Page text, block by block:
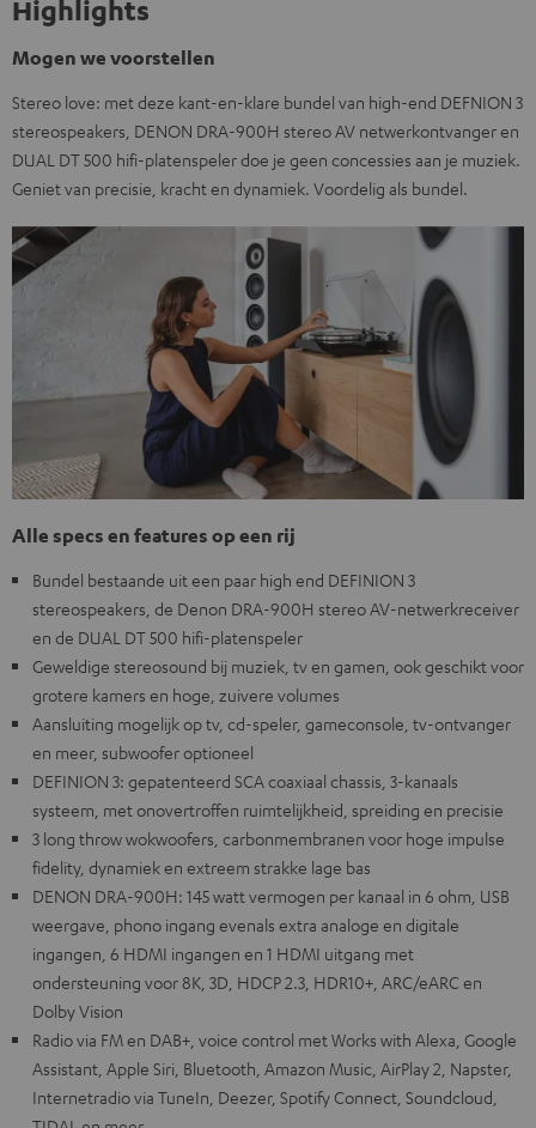
Highlights
Mogen we voorstellen
Stereo love: met deze kant-en-klare bundel van high-end DEFNION 3
stereospeakers, DENON DRA-900H stereo AV netwerkontvanger en
DUAL DT 500 hifi-platenspeler doe je geen concessies aan je muziek.
Geniet van precisie, kracht en dynamiek. Voordelig als bundel.
Alle specs en features op een rij
Bundel bestaande uit een paar high end DEFINION 3
stereospeakers, de Denon DRA-900H stereo AV-netwerkreceiver
en de DUAL DT 500 hifi-platenspeler
Geweldige stereosound bij muziek, tv en gamen, ook geschikt voor
grotere kamers en hoge, zuivere volumes
Aansluiting mogelijk op tv, cd-speler, gameconsole, tv-ontvanger
en meer, subwoofer optioneel
DEFINION 3: gepatenteerd SCA coaxiaal chassis, 3-kanaals
systeem, met onovertroffen ruimtelijkheid, spreiding en precisie
3 long throw wokwoofers, carbonmembranen voor hoge impulse
fidelity, dynamiek en extreem strakke lage bas
DENON DRA-900H: 145 watt vermogen per kanaal in 6 ohm, USB
weergave, phono ingang evenals extra analoge en digitale
ingangen, 6 HDMI ingangen en 1 HDMI uitgang met
ondersteuning voor 8K, 3D, HDCP 2.3, HDR10+, ARC/eARC en
Dolby Vision
Radio via FM en DAB+, voice control met Works with Alexa, Google
Assistant, Apple Siri, Bluetooth, Amazon Music, AirPlay 2, Napster,
Internetradio via TuneIn, Deezer, Spotify Connect, Soundcloud,